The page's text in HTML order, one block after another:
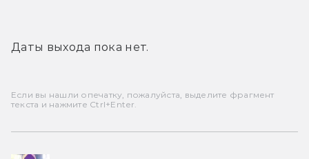
Даты выхода пока нет.
Если вы нашли опечатку, пожалуйста, выделите фрагмент
текста и нажмите Ctrl+Enter.